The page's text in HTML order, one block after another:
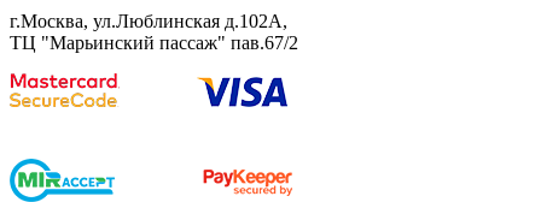
г.Москва, ул.Люблинская д.102А,
ТЦ "Марьинский пассаж" пав.67/2